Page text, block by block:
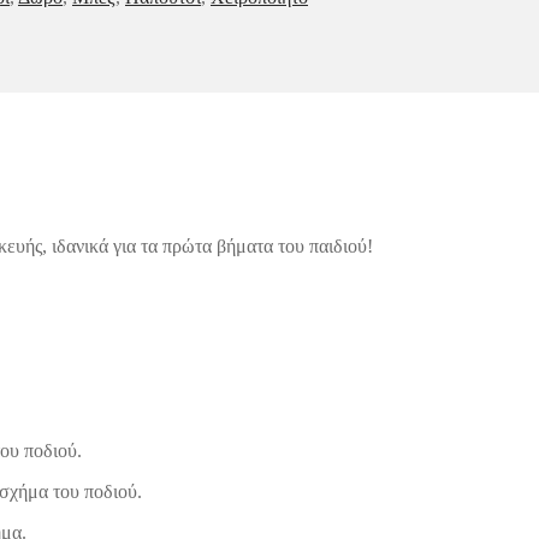
ιδανικά για τα πρώτα βήματα του παιδιού!
ποδιού.
του ποδιού.